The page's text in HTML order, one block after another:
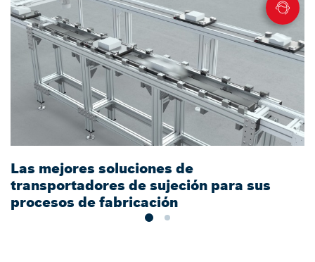
Las mejores soluciones de
transportadores de sujeción para sus
procesos de fabricación